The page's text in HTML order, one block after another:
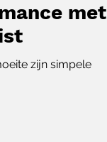
met
zijn simpele